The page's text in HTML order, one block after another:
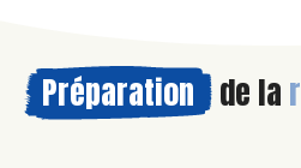
Préparation de la